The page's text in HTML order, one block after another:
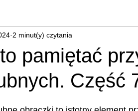
pamiętać
Część
2 minut(y) czytania